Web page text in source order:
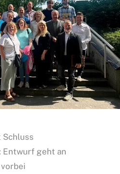
Schluss
geht an